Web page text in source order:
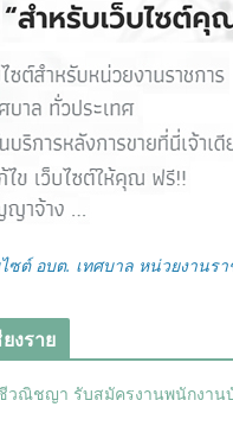
ซต์ อบต. เทศบาล หน่วยงานร
งราย
วณิชญา รับสมัครงานพนักงาน